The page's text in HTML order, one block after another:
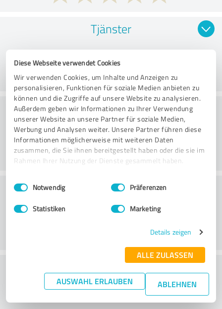
Diese Webseite verwendet Cookies
Wir verwenden Cookies, um Inhalte und Anzeigen zu
personalisieren, Funktionen für soziale Medien anbieten zu
können und die Zugriffe auf unsere Website zu analysieren.
Außerdem geben wir Informationen zu Ihrer Verwendung
unserer Website an unsere Partner für soziale Medien,
Werbung und Analysen weiter. Unsere Partner führen diese
Informationen möglicherweise mit weiteren Daten
zusammen, die Sie ihnen bereitgestellt haben oder die sie im
Rahmen Ihrer Nutzung der Dienste gesammelt haben.
Impressum Datenschutzbestimmungen
Einwilligungsauswahl
Notwendig Präferenzen
Statistiken Marketing
Details zeigen
ALLE ZULASSEN
AUSWAHL ERLAUBEN ABLEHNEN
Tjänster
Bearbetning
Kundservice
What do you think of the price to
performance ratio?